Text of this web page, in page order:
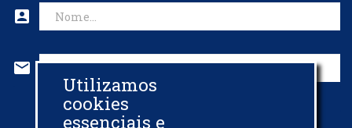
account_box
mail
CADASTRAR EMAIL
Utilizamos
cookies
essenciais e